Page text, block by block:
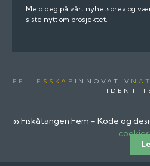
Meld deg på vårt nyhetsbrev og
siste nytt om prosjektet.
FELLESSKAP INNOVATIV
© Fiskåtangen Fem - Kode og
cookies